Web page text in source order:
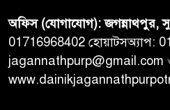
অফিস (যোগাযোগ): জগন্নাথপুর,
01716968402 হোয়াটসঅ্যাপ:
jagannathpurp@gmail.com